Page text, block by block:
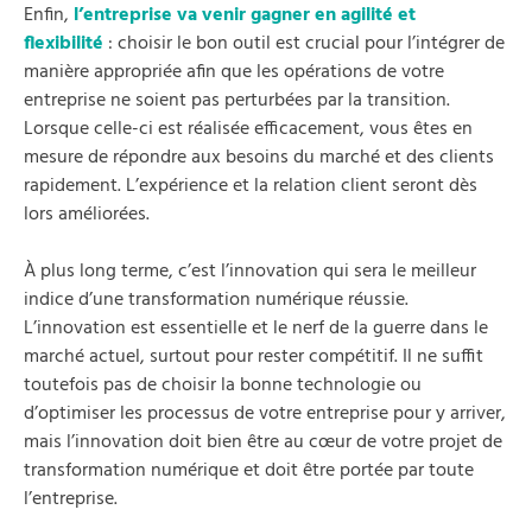
Enfin, l’entreprise va venir gagner en agilité et
flexibilité : choisir le bon outil est crucial pour l’intégrer de
manière appropriée afin que les opérations de votre
entreprise ne soient pas perturbées par la transition.
Lorsque celle-ci est réalisée efficacement, vous êtes en
mesure de répondre aux besoins du marché et des clients
rapidement. L’expérience et la relation client seront dès
lors améliorées.
À plus long terme, c’est l’innovation qui sera le meilleur
indice d’une transformation numérique réussie.
L’innovation est essentielle et le nerf de la guerre dans le
marché actuel, surtout pour rester compétitif. Il ne suffit
toutefois pas de choisir la bonne technologie ou
d’optimiser les processus de votre entreprise pour y arriver,
mais l’innovation doit bien être au cœur de votre projet de
transformation numérique et doit être portée par toute
l’entreprise.